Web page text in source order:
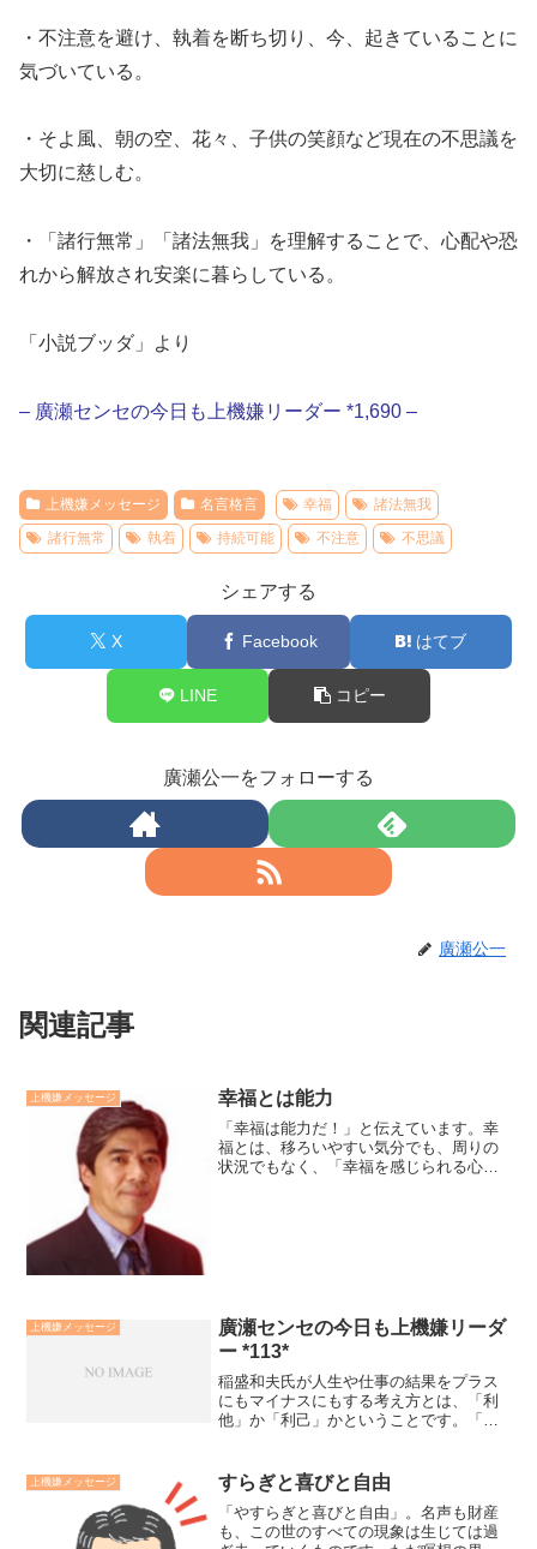
・不注意を避け、執着を断ち切り、今、起きていることに
気づいている。
・そよ風、朝の空、花々、子供の笑顔など現在の不思議を
大切に慈しむ。
・「諸行無常」「諸法無我」を理解することで、心配や恐
れから解放され安楽に暮らしている。
「小説ブッダ」より
– 廣瀬センセの今日も上機嫌リーダー *1,690 –
上機嫌メッセージ 名言格言 幸福
諸法無我
諸行無常
執着 持続可能 不注意 不思議
シェアする
X Facebook はてブ
LINE コピー
廣瀬公一をフォローする
廣瀬公一
関連記事
上機嫌メッセージ 幸福とは能力
「幸福は能力だ！」と伝えています。幸
福とは、移ろいやすい気分でも、周りの
状況でもなく、「幸福を感じられる心の
上機嫌メッセージ
廣瀬センセの今日も上機嫌リーダ
ー *113*
稲盛和夫氏が人生や仕事の結果をプラス
にもマイナスにもする考え方とは、「利
他」か「利己」かということです。「利
であればあるほど、マイナスの結果にな
ると言っています。「利他...
上機嫌メッセージ すらぎと喜びと自由
「やすらぎと喜びと自由」。名声も財産
も、この世のすべての現象は生じては過